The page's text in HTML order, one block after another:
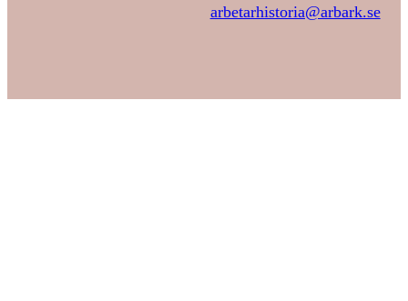
arbetarhistoria@arbark.se